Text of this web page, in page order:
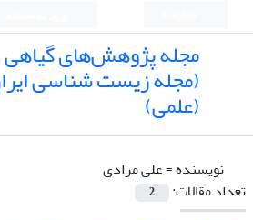
مجله پژوهش‌های گیاهی
(مجله زیست شناسی
(علمی)
نویسنده =علی مرادی
تعداد مقالات:
2